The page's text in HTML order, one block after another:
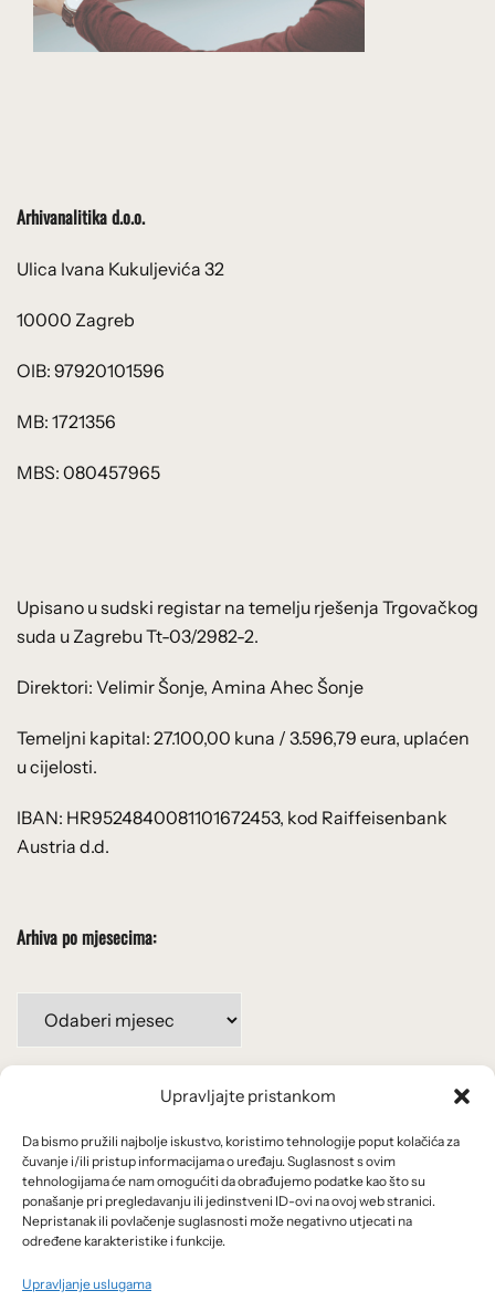
Upravljajte pristankom
Da bismo pružili najbolje iskustvo, koristimo tehnologije poput kolačića za
čuvanje i/ili pristup informacijama o uređaju. Suglasnost s ovim
tehnologijama će nam omogućiti da obrađujemo podatke kao što su
ponašanje pri pregledavanju ili jedinstveni ID-ovi na ovoj web stranici.
Nepristanak ili povlačenje suglasnosti može negativno utjecati na
određene karakteristike i funkcije.
Upravljanje uslugama
Arhivanalitika d.o.o.
Ulica Ivana Kukuljevića 32
10000 Zagreb
OIB: 97920101596
MB: 1721356
MBS: 080457965
Upisano u sudski registar na temelju rješenja Trgovačkog
suda u Zagrebu Tt-03/2982-2.
Direktori: Velimir Šonje, Amina Ahec Šonje
Temeljni kapital: 27.100,00 kuna / 3.596,79 eura, uplaćen
u cijelosti.
IBAN: HR9524840081101672453, kod Raiffeisenbank
Austria d.d.
Arhiva po mjesecima:
mjesecima:
Uvjeti korištenja
Politika privatnosti
Kolačići